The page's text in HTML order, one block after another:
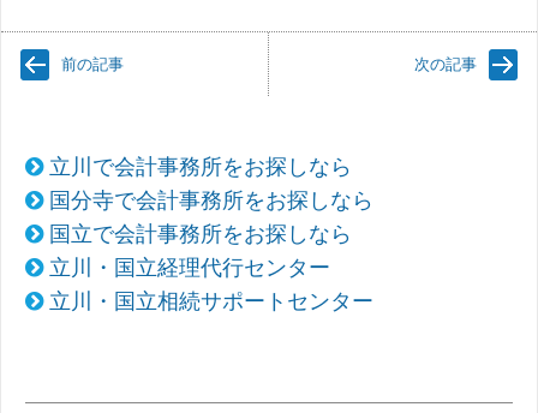
前の記事 次の記事
立川で会計事務所をお探しなら
国分寺で会計事務所をお探しなら
国立で会計事務所をお探しなら
立川・国立経理代行センター
立川・国立相続サポートセンター